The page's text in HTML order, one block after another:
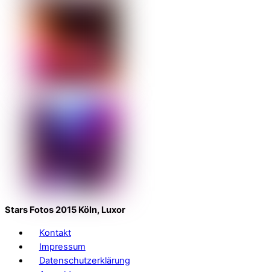
Stars Fotos 2015 Köln, Luxor
Kontakt
Impressum
Datenschutzerklärung